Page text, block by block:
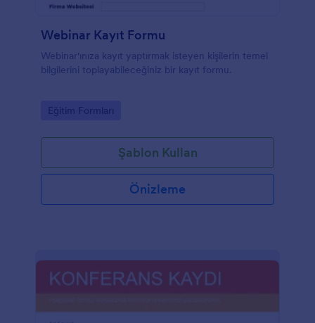
Webinar Kayıt Formu
Webinar'ınıza kayıt yaptırmak isteyen kişilerin temel
bilgilerini toplayabileceğiniz bir kayıt formu.
Go to Category:
Eğitim Formları
Şablon Kullan
Önizleme